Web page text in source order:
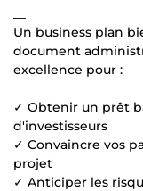
Un business plan
document
excellence pour :
✓ Obtenir un prêt
d'investisseurs
✓ Convaincre vos
projet
✓ Anticiper les